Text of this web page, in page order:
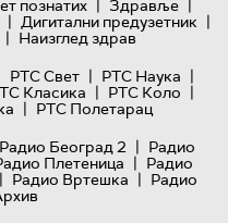
познатих | Здравље |
| Дигитални предузетник |
| Наизглед здрав
РТС Свет | РТС Наука |
Класика | РТС Коло |
| РТС Полетарац
Радио Београд 2 | Радио
Плетеница | Радио
| Радио Вртешка | Радио